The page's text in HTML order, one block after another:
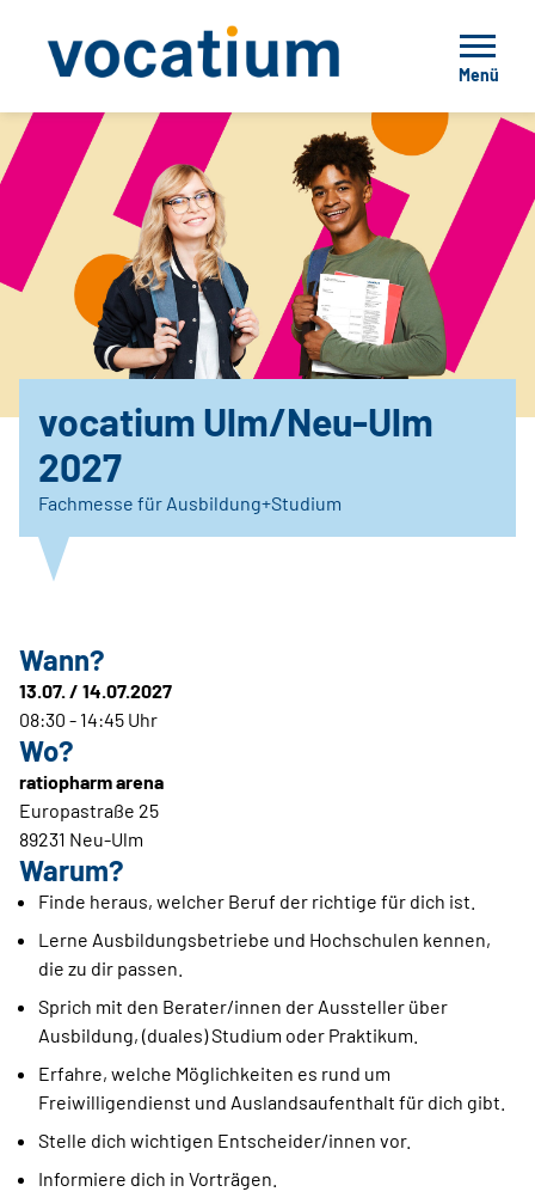
Menü
vocatium Ulm/Neu-Ulm
2027
Fachmesse für Ausbildung+Studium
Wann?
13.07. / 14.07.2027
08:30 - 14:45 Uhr
Wo?
ratiopharm arena
Europastraße 25
89231 Neu-Ulm
Warum?
Finde heraus, welcher Beruf der richtige für dich ist.
Lerne Ausbildungsbetriebe und Hochschulen kennen,
die zu dir passen.
Sprich mit den Berater/innen der Aussteller über
Ausbildung, (duales) Studium oder Praktikum.
Erfahre, welche Möglichkeiten es rund um
Freiwilligendienst und Auslandsaufenthalt für dich gibt.
Stelle dich wichtigen Entscheider/innen vor.
Informiere dich in Vorträgen.